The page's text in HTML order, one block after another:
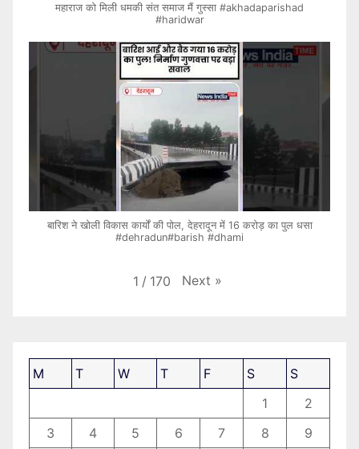
महाराज को मिली धमकी संत समाज मैं गुस्सा #akhadaparishad
#haridwar
बारिश ने खोली विकास कार्यों की पोल, देहरादून में 16 करोड़ का पुल धसा
#dehradun#barish #dhami
1 / 170 Next »
M T W T F S
S
1
2
3
4 5 6 7 8 9